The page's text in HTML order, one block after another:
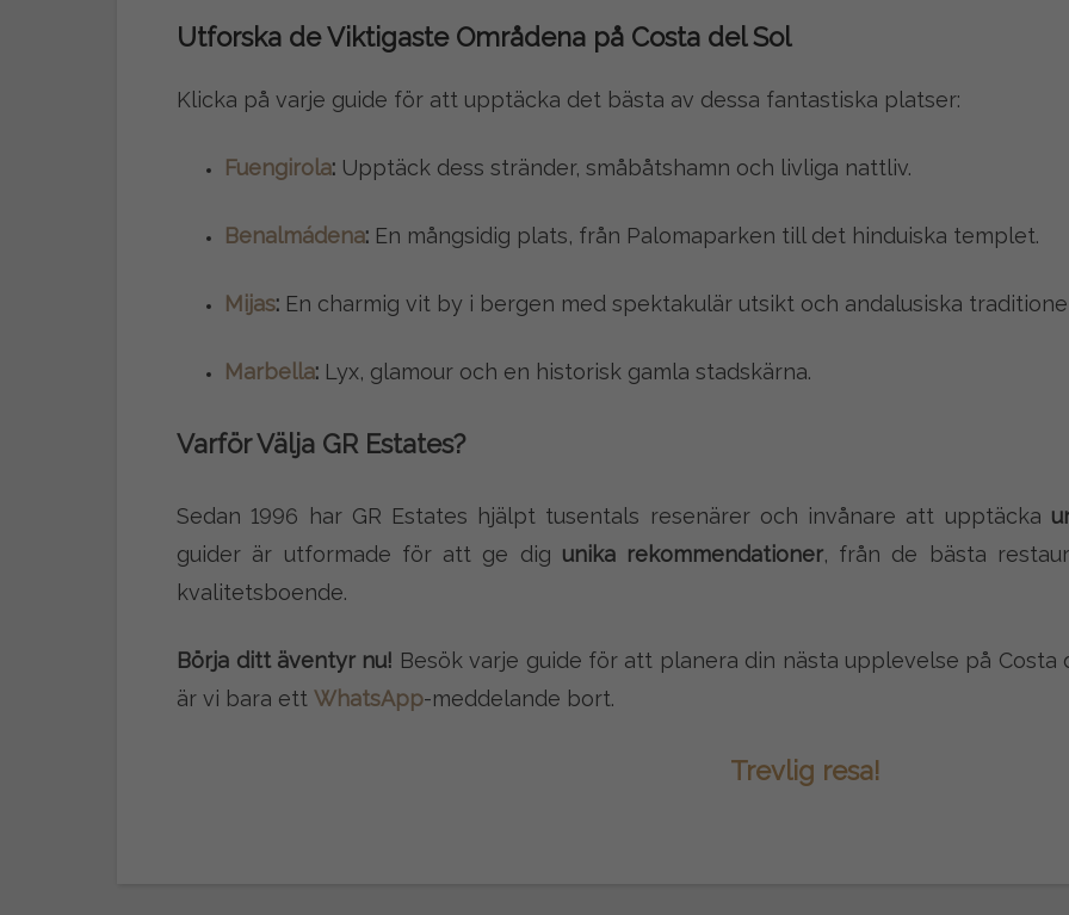
Utforska de Viktigaste Områdena på Costa del Sol
Klicka på varje guide för att upptäcka det bästa av dessa fantastiska platser:
Fuengirola: Upptäck dess stränder, småbåtshamn och livliga nattliv.
Benalmádena: En mångsidig plats, från Palomaparken till det hinduiska templet.
Mijas: En charmig vit by i bergen med spektakulär utsikt och andalusiska
Marbella: Lyx, glamour och en historisk gamla stadskärna.
Varför Välja GR Estates?
Sedan 1996 har GR Estates hjälpt tusentals resenärer och invånare att upptäcka
guider är utformade för att ge dig unika rekommendationer, från de bästa
kvalitetsboende.
Börja ditt äventyr nu! Besök varje guide för att planera din nästa upplevelse på Costa
är vi bara ettWhatsApp-meddelande bort.
Trevlig resa!